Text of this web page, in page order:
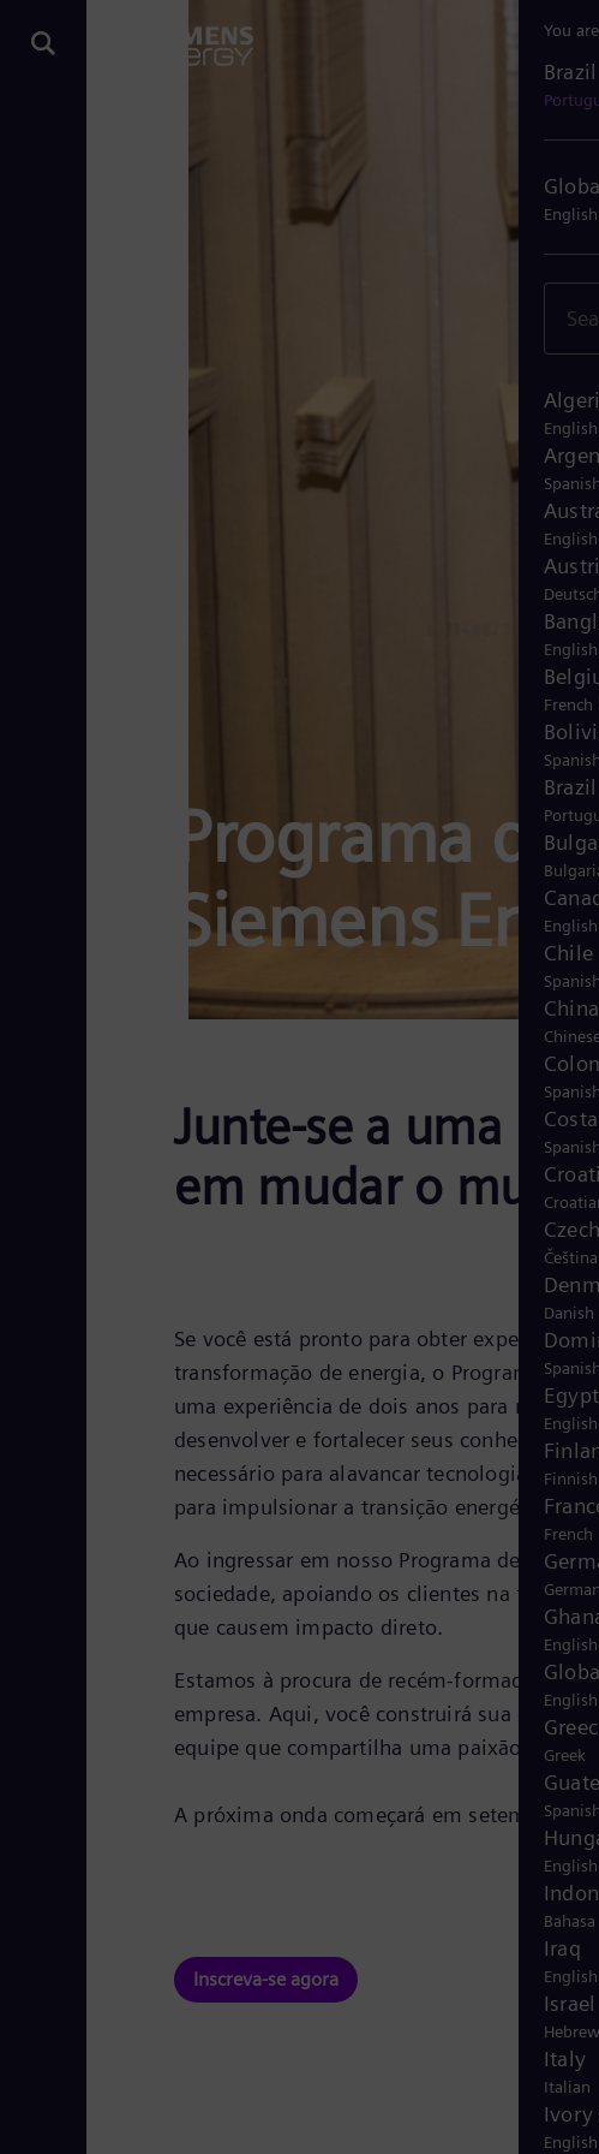
Programa de
Siemens
Junte-se a uma
em mudar o
Se você está pronto para obter
transformação de energia, o Programa de
uma experiência de dois anos para
desenvolver e fortalecer seus
necessário para alavancar tecnologias
para impulsionar a transição energética.
Ao ingressar em nosso Programa de Pós-
sociedade, apoiando os clientes na
que causem impacto direto.
Estamos à procura de recém-formados
empresa. Aqui, você construirá sua
equipe que compartilha uma paixão
A próxima onda começará em setembro
Inscreva-se agora
You
Brazil
English
English
Spanish
English
English
French
Spanish
Brazil
English
Chile
Spanish
China
Spanish
Spanish
Čeština
Danish
Spanish
Egypt
English
Finnish
French
German
English
English
Greek
Spanish
English
Bahasa
Iraq
English
Israel
Hebrew
Italy
Italian
Ivory
English